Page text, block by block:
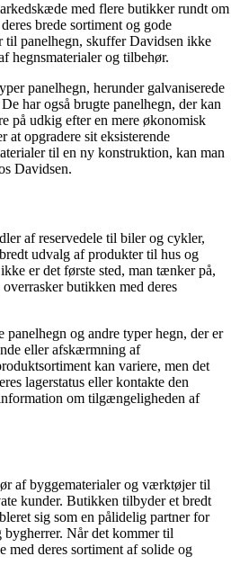
med flere butikker rundt om
brede sortiment og gode
til panelhegn, skuffer Davidsen ikke
hegnsmaterialer og tilbehør.
panelhegn, herunder galvaniserede
har også brugte panelhegn, der kan
på udkig efter en mere økonomisk
at opgradere sit eksisterende
til en ny konstruktion, kan man
Davidsen.
af reservedele til biler og cykler,
udvalg af produkter til hus og
er det første sted, man tænker på,
butikken med deres
panelhegn og andre typer hegn, der er
eller afskærmning af
kan variere, men det
lagerstatus eller kontakte den
om tilgængeligheden af
af byggematerialer og værktøjer til
kunder. Butikken tilbyder et bredt
sig som en pålidelig partner for
Når det kommer til
med deres sortiment af solide og